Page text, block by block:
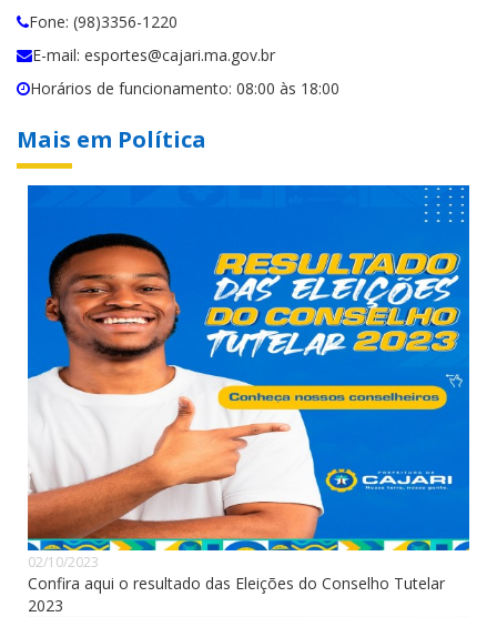
Fone: (98)3356-1220
E-mail: esportes@cajari.ma.gov.br
Horários de funcionamento: 08:00 às 18:00
Mais em Política
02/10/2023
Confira aqui o resultado das Eleições do Conselho Tutelar
2023